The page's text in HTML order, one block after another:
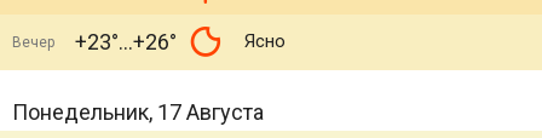
Вечер +23° +26° Ясно
Понедельник, 17 Августа